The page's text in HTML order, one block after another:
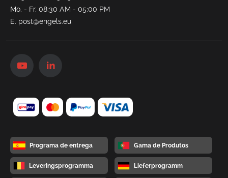
Mo. - Fr. 08:30 AM - 05:00 PM
E. post@engels.eu
Programa de entrega Gama de Produtos
Leveringsprogramma Lieferprogramm